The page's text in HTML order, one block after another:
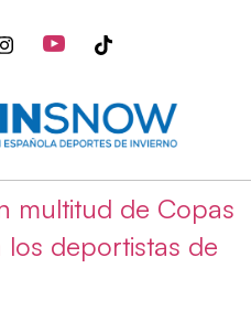
multitud de Copas
deportistas de